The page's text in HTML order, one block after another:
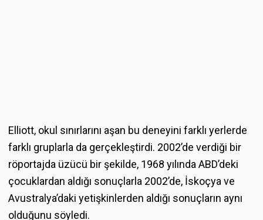
Elliott, okul sınırlarını aşan bu deneyini farklı yerlerde
farklı gruplarla da gerçekleştirdi. 2002’de verdiği bir
röportajda üzücü bir şekilde, 1968 yılında ABD’deki
çocuklardan aldığı sonuçlarla 2002’de, İskoçya ve
Avustralya’daki yetişkinlerden aldığı sonuçların aynı
olduğunu söyledi.